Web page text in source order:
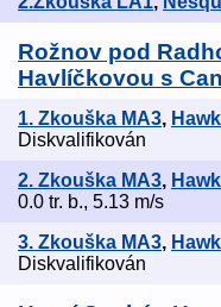
Rožnov pod
Havlíčkovou s
1. Zkouška MA3,
Diskvalifikován
2. Zkouška MA3,
0.0 tr. b., 5.13 m/s
3. Zkouška MA3,
Diskvalifikován